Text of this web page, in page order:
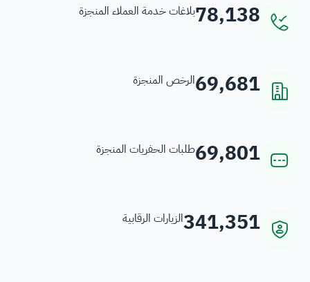
78,138بلاغات خدمة العملاء المنجزة
69,681الرخص المنجزة
69,801طلبات الحفريات المنجزة
341,351الزيارات الرقابية